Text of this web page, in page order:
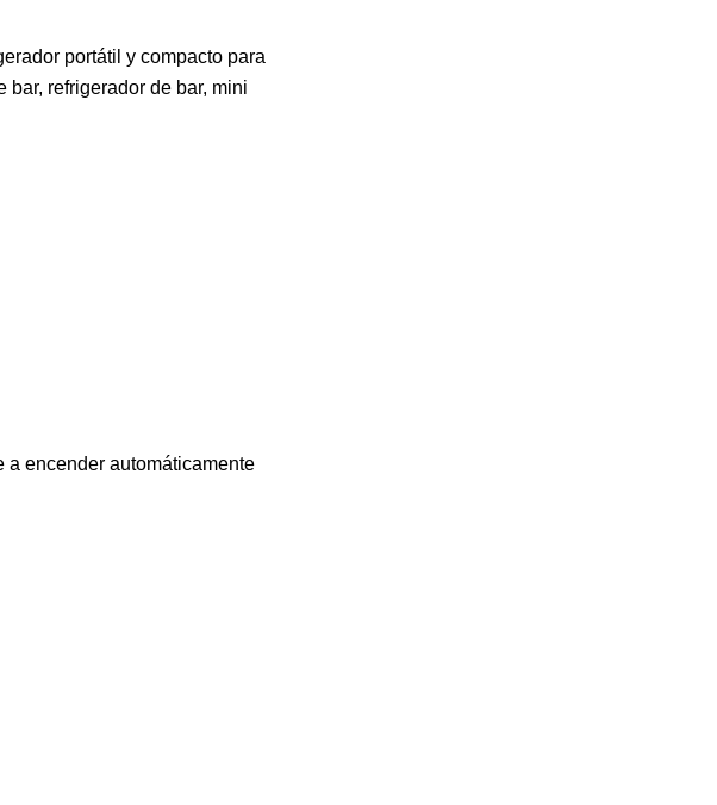
portátil y compacto para
refrigerador de bar, mini
a encender automáticamente